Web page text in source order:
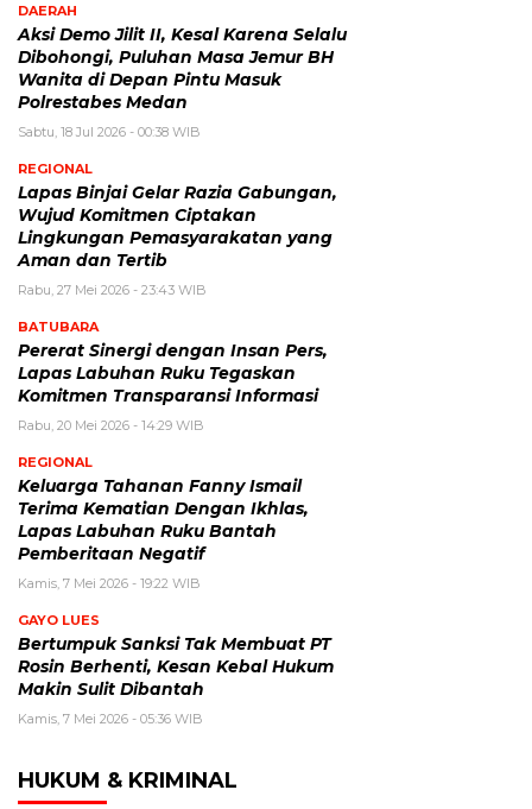
DAERAH
Aksi Demo Jilit II, Kesal Karena Selalu
Dibohongi, Puluhan Masa Jemur BH
Wanita di Depan Pintu Masuk
Polrestabes Medan
Sabtu, 18 Jul 2026 - 00:38 WIB
REGIONAL
Lapas Binjai Gelar Razia Gabungan,
Wujud Komitmen Ciptakan
Lingkungan Pemasyarakatan yang
Aman dan Tertib
Rabu, 27 Mei 2026 - 23:43 WIB
BATUBARA
Pererat Sinergi dengan Insan Pers,
Lapas Labuhan Ruku Tegaskan
Komitmen Transparansi Informasi
Rabu, 20 Mei 2026 - 14:29 WIB
REGIONAL
Keluarga Tahanan Fanny Ismail
Terima Kematian Dengan Ikhlas,
Lapas Labuhan Ruku Bantah
Pemberitaan Negatif
Kamis, 7 Mei 2026 - 19:22 WIB
GAYO LUES
Bertumpuk Sanksi Tak Membuat PT
Rosin Berhenti, Kesan Kebal Hukum
Makin Sulit Dibantah
Kamis, 7 Mei 2026 - 05:36 WIB
HUKUM & KRIMINAL